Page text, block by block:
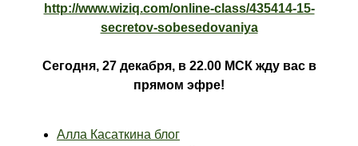
http://www.wiziq.com/online-class/435414-15-
secretov-sobesedovaniya
Сегодня, 27 декабря, в 22.00 МСК жду вас в
прямом эфре!
Алла Касаткина блог